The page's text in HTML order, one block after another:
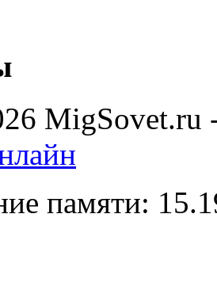
MigSovet.ru
памяти: